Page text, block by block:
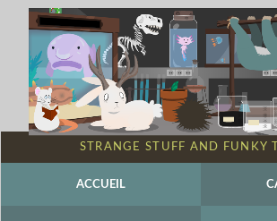
STRANGE STUFF AND FUNKY
ACCUEIL